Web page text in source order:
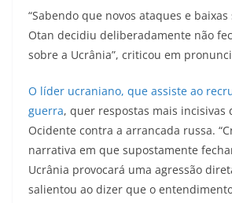
“Sabendo que novos ataques e
Otan decidiu deliberadamente não
sobre a Ucrânia”, criticou em
O líder ucraniano, que assiste ao
guerra, quer respostas mais incisivas
Ocidente contra a arrancada russa.
narrativa em que supostamente
Ucrânia provocará uma agressão
salientou ao dizer que o